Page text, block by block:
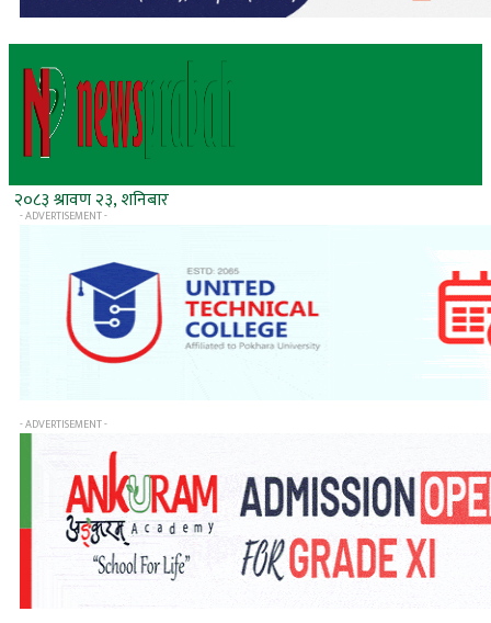
२०८३ श्रावण २३, शनिबार
- ADVERTISEMENT -
- ADVERTISEMENT -